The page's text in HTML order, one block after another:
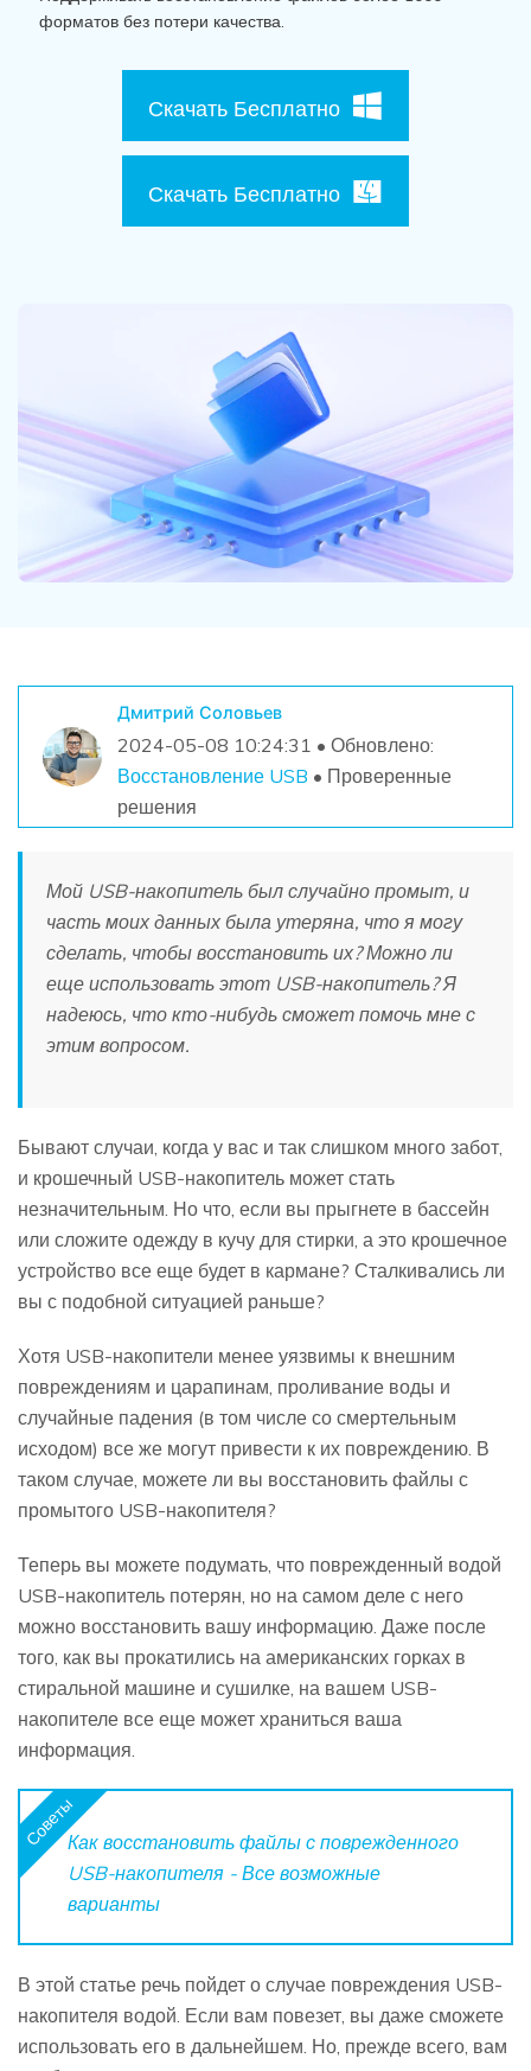
Информационный центр
НАЙТИ БОЛЬШЕ РЕШЕНИЙ
Поиск
форматов без потери качества.
Скачать Бесплатно
Скачать Бесплатно
Дмитрий Соловьев
2024-05-08 10:24:31 • Обновлено:
Восстановление USB • Проверенные
решения
Мой USB-накопитель был случайно промыт, и
часть моих данных была утеряна, что я могу
сделать, чтобы восстановить их? Можно ли
еще использовать этот USB-накопитель? Я
надеюсь, что кто-нибудь сможет помочь мне с
этим вопросом.
Бывают случаи, когда у вас и так слишком много забот,
и крошечный USB-накопитель может стать
незначительным. Но что, если вы прыгнете в бассейн
или сложите одежду в кучу для стирки, а это крошечное
устройство все еще будет в кармане? Сталкивались ли
вы с подобной ситуацией раньше?
Хотя USB-накопители менее уязвимы к внешним
повреждениям и царапинам, проливание воды и
случайные падения (в том числе со смертельным
исходом) все же могут привести к их повреждению. В
таком случае, можете ли вы восстановить файлы с
промытого USB-накопителя?
Теперь вы можете подумать, что поврежденный водой
USB-накопитель потерян, но на самом деле с него
можно восстановить вашу информацию. Даже после
того, как вы прокатились на американских горках в
стиральной машине и сушилке, на вашем USB-
накопителе все еще может храниться ваша
информация.
СоветыКак восстановить файлы с поврежденного
USB-накопителя - Все возможные
варианты
В этой статье речь пойдет о случае повреждения USB-
накопителя водой. Если вам повезет, вы даже сможете
использовать его в дальнейшем. Но, прежде всего, вам